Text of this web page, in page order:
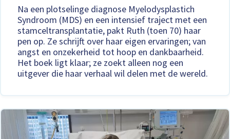
Na een plotselinge diagnose Myelodysplastich
Syndroom (MDS) en een intensief traject met een
stamceltransplantatie, pakt Ruth (toen 70) haar
pen op. Ze schrijft over haar eigen ervaringen; van
angst en onzekerheid tot hoop en dankbaarheid.
Het boek ligt klaar; ze zoekt alleen nog een
uitgever die haar verhaal wil delen met de wereld.